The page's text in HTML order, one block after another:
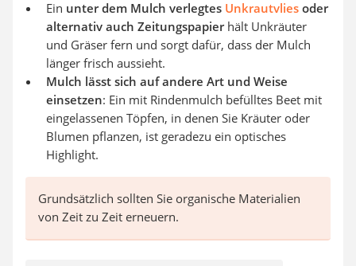
Ein unter dem Mulch verlegtes Unkrautvlies oder
alternativ auch Zeitungspapierhält Unkräuter
und Gräser fern und sorgt dafür, dass der Mulch
länger frisch aussieht.
Mulch lässt sich auf andere Art und Weise
einsetzen: Ein mit Rindenmulch befülltes Beet mit
eingelassenen Töpfen, in denen Sie Kräuter oder
Blumen pflanzen, ist geradezu ein optisches
Highlight.
Grundsätzlich sollten Sie organische Materialien
von Zeit zu Zeit erneuern.